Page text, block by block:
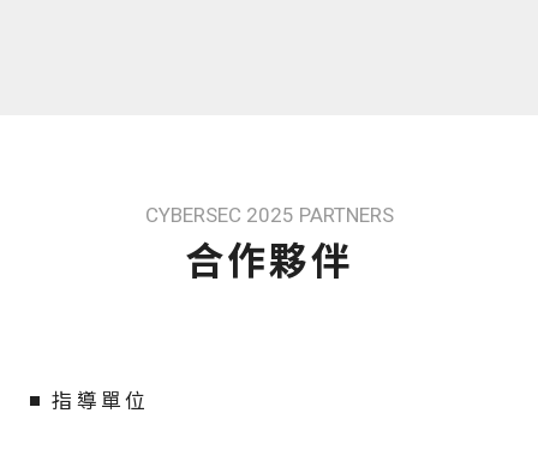
CYBERSEC 2025 PARTNERS
合作夥伴
指導單位